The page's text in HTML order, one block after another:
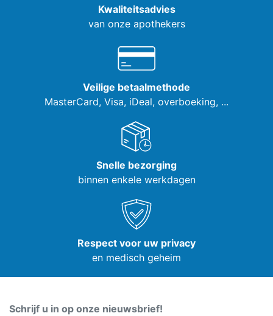
Kwaliteitsadvies
van onze apothekers
Veilige betaalmethode
MasterCard, Visa, iDeal, overboeking, ...
Snelle bezorging
binnen enkele werkdagen
Respect voor uw privacy
en medisch geheim
Schrijf u in op onze nieuwsbrief!